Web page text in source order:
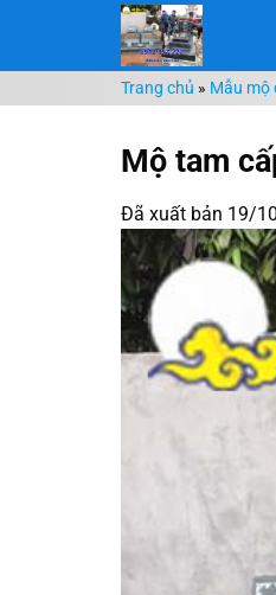
nội
dung
Trang chủ » Mẫu mộ
Mộ tam
Đã xuất bản 19/